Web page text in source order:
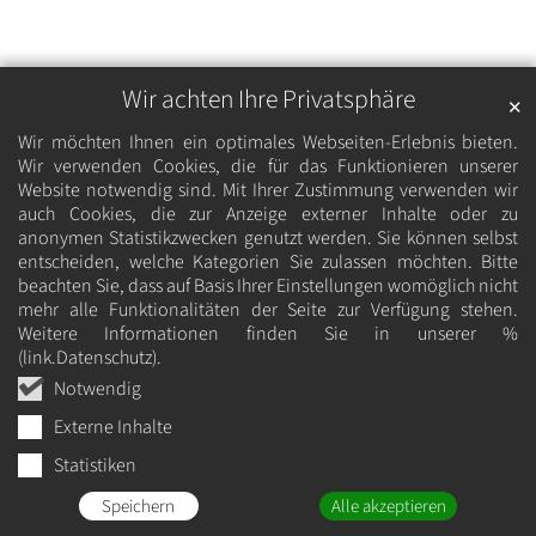
Wir achten Ihre Privatsphäre
Wir möchten Ihnen ein optimales Webseiten-Erlebnis bieten.
Wir verwenden Cookies, die für das Funktionieren unserer
Website notwendig sind. Mit Ihrer Zustimmung verwenden wir
auch Cookies, die zur Anzeige externer Inhalte oder zu
anonymen Statistikzwecken genutzt werden. Sie können selbst
entscheiden, welche Kategorien Sie zulassen möchten. Bitte
beachten Sie, dass auf Basis Ihrer Einstellungen womöglich nicht
mehr alle Funktionalitäten der Seite zur Verfügung stehen.
Weitere Informationen finden Sie in unserer %
(link.Datenschutz).
Notwendig
Externe Inhalte
Statistiken
Speichern Alle akzeptieren
✕